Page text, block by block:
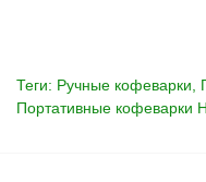
Теги: Ручные кофеварки
Портативные кофеварки